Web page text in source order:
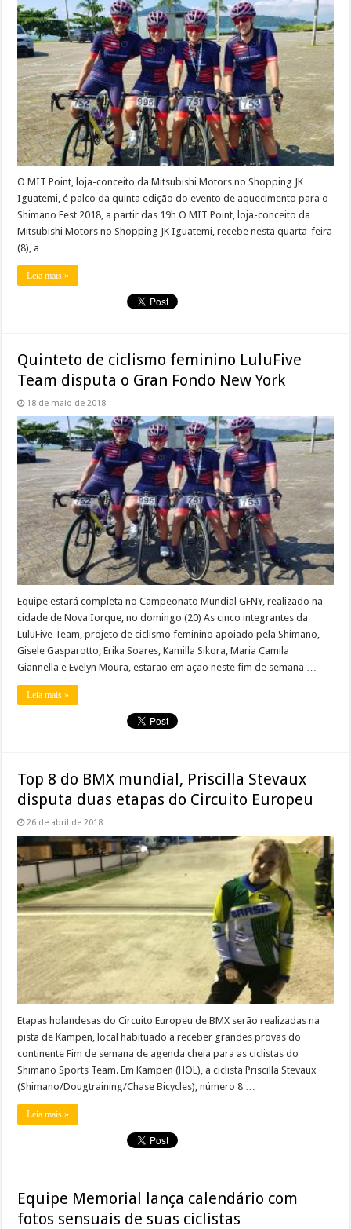
O MIT Point, loja-conceito da Mitsubishi Motors no Shopping JK
Iguatemi, é palco da quinta edição do evento de aquecimento para o
Shimano Fest 2018, a partir das 19h O MIT Point, loja-conceito da
Mitsubishi Motors no Shopping JK Iguatemi, recebe nesta quarta-feira
(8), a …
Leia mais »
Quinteto de ciclismo feminino LuluFive
Team disputa o Gran Fondo New York
18 de maio de 2018
Equipe estará completa no Campeonato Mundial GFNY, realizado na
cidade de Nova Iorque, no domingo (20) As cinco integrantes da
LuluFive Team, projeto de ciclismo feminino apoiado pela Shimano,
Gisele Gasparotto, Erika Soares, Kamilla Sikora, Maria Camila
Giannella e Evelyn Moura, estarão em ação neste fim de semana …
Leia mais »
Top 8 do BMX mundial, Priscilla Stevaux
disputa duas etapas do Circuito Europeu
26 de abril de 2018
Etapas holandesas do Circuito Europeu de BMX serão realizadas na
pista de Kampen, local habituado a receber grandes provas do
continente Fim de semana de agenda cheia para as ciclistas do
Shimano Sports Team. Em Kampen (HOL), a ciclista Priscilla Stevaux
(Shimano/Dougtraining/Chase Bicycles), número 8 …
Leia mais »
Equipe Memorial lança calendário com
fotos sensuais de suas ciclistas